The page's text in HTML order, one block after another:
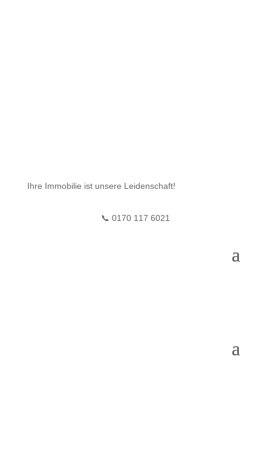
Ihre Immobilie ist unsere Leidenschaft!
📞 0170 117 6021